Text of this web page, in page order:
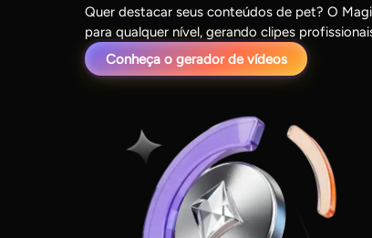
Quer destacar seus conteúdos de pet? O
para qualquer nível, gerando clipes
Conheça o gerador de vídeos